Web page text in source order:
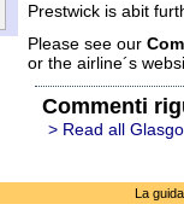
Prestwick is abit
Please see our
or the airline´s
Commenti
> Read all
La